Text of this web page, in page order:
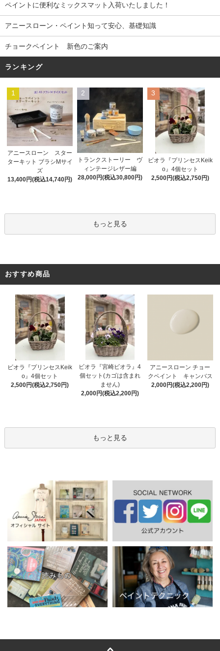
ペイントに便利なミックスマット入荷いたしました！
アニースローン・ペイント知って安心、基礎知識
チョークペイント 新色のご案内
ランキング
1
アニースローン スター
ターキット ブラシMサイ
ズ
13,400円(税込14,740円)
2
トランクストーリー ヴ
ィンテージレザー編
28,000円(税込30,800円)
3
ビオラ『プリンセスKeik
o』4個セット
2,500円(税込2,750円)
もっと見る
おすすめ商品
ビオラ『プリンセスKeik
o』4個セット
2,500円(税込2,750円)
ビオラ『宮崎ビオラ』4
個セット(カゴは含まれ
ません)
2,000円(税込2,200円)
アニースローン チョー
クペイント キャンバス
2,000円(税込2,200円)
もっと見る